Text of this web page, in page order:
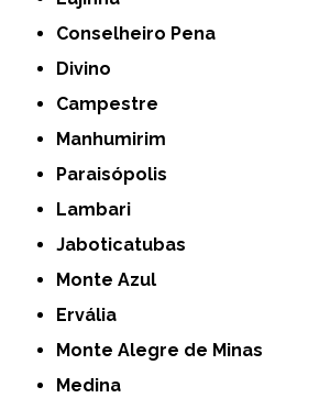
Conselheiro Pena
Divino
Campestre
Manhumirim
Paraisópolis
Lambari
Jaboticatubas
Monte Azul
Ervália
Monte Alegre de Minas
Medina